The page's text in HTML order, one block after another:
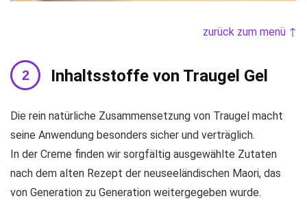
zurück zum menü ↑
Inhaltsstoffe von Traugel Gel
Die rein natürliche Zusammensetzung von Traugel macht
seine Anwendung besonders sicher und verträglich.
In der Creme finden wir sorgfältig ausgewählte Zutaten
nach dem alten Rezept der neuseeländischen Maori, das
von Generation zu Generation weitergegeben wurde.